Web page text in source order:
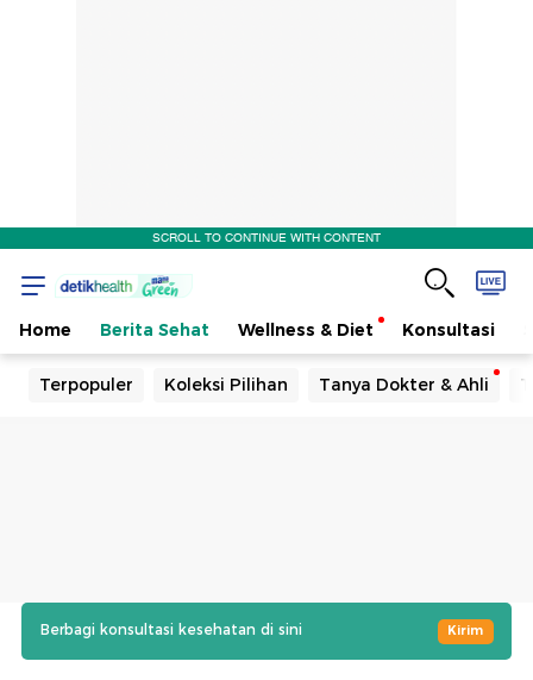
SCROLL TO CONTINUE WITH CONTENT
Home Berita Sehat Wellness & Diet Konsultasi
Terpopuler Koleksi Pilihan Tanya Dokter & Ahli
Berbagi konsultasi kesehatan di sini Kirim